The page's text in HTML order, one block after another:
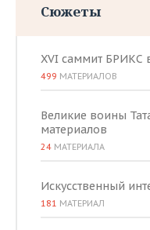
Сюжеты
XVI саммит БРИКС
499 МАТЕРИАЛОВ
Великие воины
материалов
24 МАТЕРИАЛА
Искусственный
181 МАТЕРИАЛ